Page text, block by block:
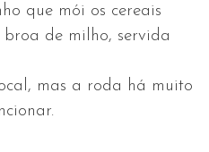
que mói os cereais
de milho, servida
mas a roda há muito